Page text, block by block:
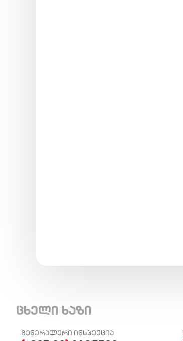
ცხელი ხაზი
ᲒᲔᲜᲔᲠᲐᲚᲣᲠᲘ ᲘᲜᲡᲞᲔᲥᲪᲘᲐ